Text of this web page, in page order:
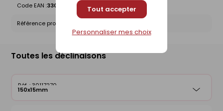
Tout accepter
Personnaliser mes choix
Code EAN :3309033203509
Référence produit nationale Gedimat :
Toutes les déclinaisons
30117270
150x15mm